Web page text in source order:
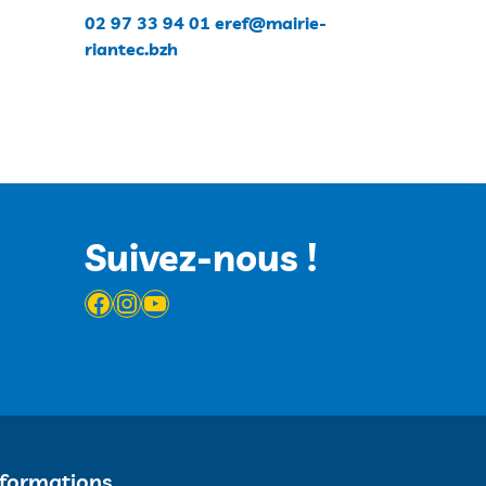
02 97 33 94 01 eref@mairie-
riantec.bzh
Suivez-nous !
Facebook
Instagram
YouTube